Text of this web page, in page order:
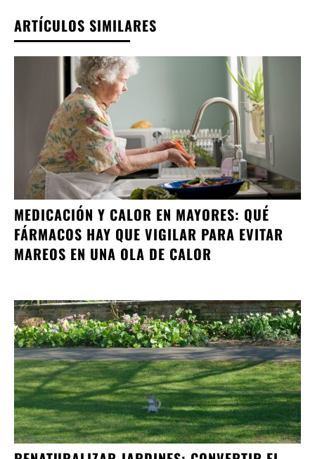
ARTÍCULOS SIMILARES
MEDICACIÓN Y CALOR EN MAYORES: QUÉ
FÁRMACOS HAY QUE VIGILAR PARA EVITAR
MAREOS EN UNA OLA DE CALOR